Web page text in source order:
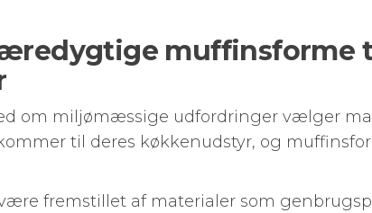
muffinsforme
om miljømæssige udfordringer vælger
til deres køkkenudstyr, og
fremstillet af materialer som